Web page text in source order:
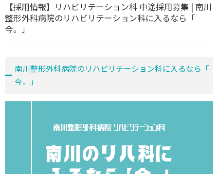
【採用情報】リハビリテーション科 中途採用募集 | 南川
整形外科病院のリハビリテーション科に入るなら「
今。」
南川整形外科病院のリハビリテーション科に入るなら「
今。」